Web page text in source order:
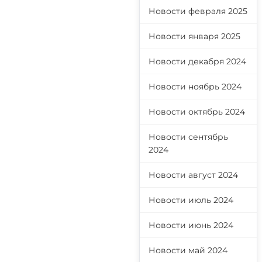
Новости февраля 2025
Новости января 2025
Новости декабря 2024
Новости ноябрь 2024
Новости октябрь 2024
Новости сентябрь
2024
Новости август 2024
Новости июль 2024
Новости июнь 2024
Новости май 2024